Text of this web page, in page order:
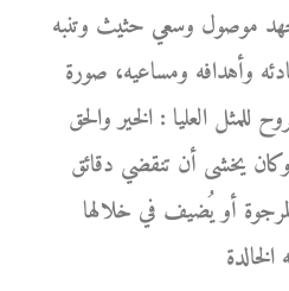
موصول وسعي حثيث وتنبه
وأهدافه ومساعيه، صورة
للمثل العليا : الخير والحق
يخشى أن تنقضي دقائق
أو يُضيف في خلالها